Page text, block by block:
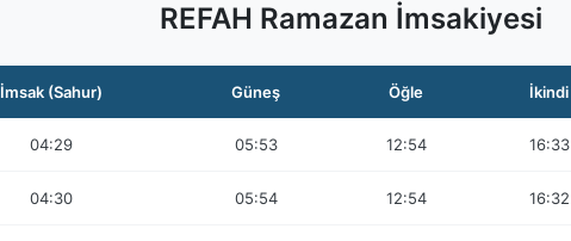
REFAH Ramazan İmsakiyesi
İmsak (Sahur) Güneş Öğle İkindi
04:29 05:53 12:54 16:33
04:30 05:54 12:54 16:32